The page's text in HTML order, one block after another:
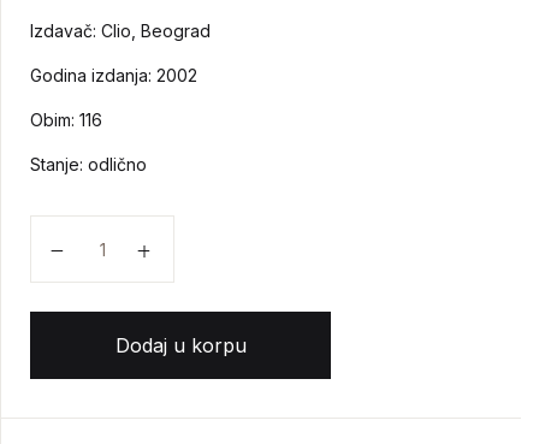
Izdavač: Clio, Beograd
Godina izdanja: 2002
Obim: 116
Stanje: odlično
Dodaj u korpu